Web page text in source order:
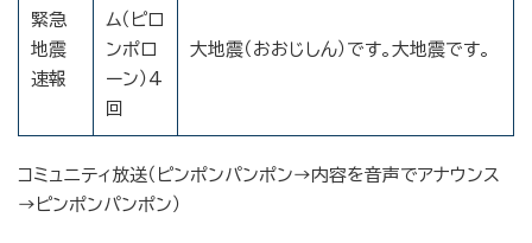
緊急
地震
速報
ム（ピロ
ンポロ
ーン）4
回
大地震（おおじしん）です。大地震です。
コミュニティ放送（ピンポンパンポン→内容を音声でアナウンス
→ピンポンパンポン）